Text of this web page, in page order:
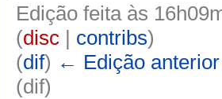
Edição feita às
(disc| contribs)
(dif) ← Edição anterior
(dif)